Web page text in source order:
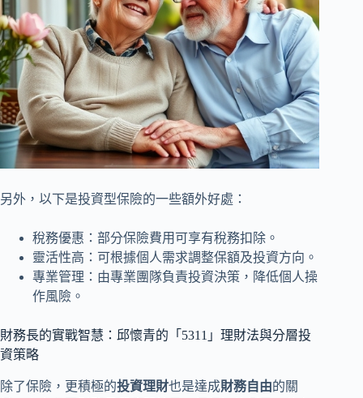
另外，以下是投資型保險的一些額外好處：
稅務優惠：部分保險費用可享有稅務扣除。
靈活性高：可根據個人需求調整保額及投資方向。
專業管理：由專業團隊負責投資決策，降低個人操
作風險。
財務長的實戰智慧：邱懷青的「5311」理財法與分層投
資策略
除了保險，更積極的投資理財也是達成財務自由的關